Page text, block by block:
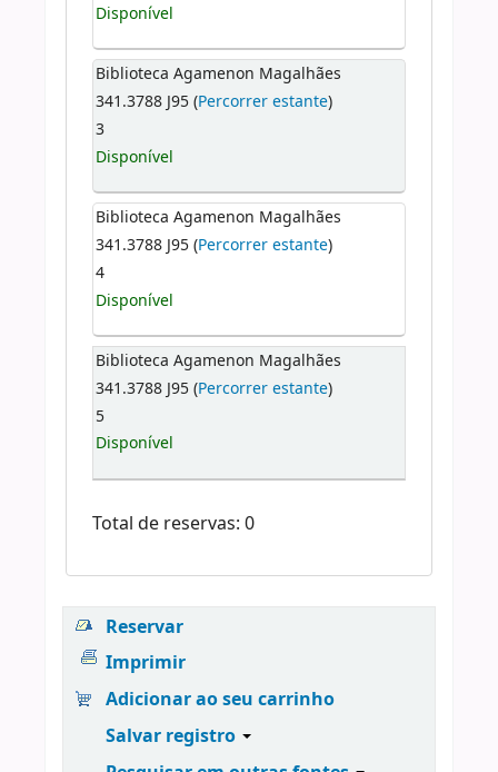
Disponível
Biblioteca Agamenon Magalhães
341.3788 J95 (Percorrer estante)
3
Disponível
Biblioteca Agamenon Magalhães
341.3788 J95 (Percorrer estante)
4
Disponível
Biblioteca Agamenon Magalhães
341.3788 J95 (Percorrer estante)
5
Disponível
Total de reservas: 0
Reservar
Imprimir
Adicionar ao seu carrinho
Salvar registro